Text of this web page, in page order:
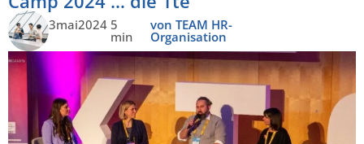
3mai2024 5
min
von TEAM HR-
Organisation